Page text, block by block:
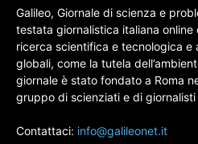
Galileo, Giornale di scienza e
testata giornalistica italiana
ricerca scientifica e tecnologica e
globali, come la tutela
giornale è stato fondato a Roma
gruppo di scienziati e di
Contattaci: info@galileonet.it